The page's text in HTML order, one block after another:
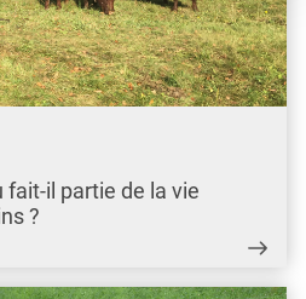
fait-il partie de la vie
?